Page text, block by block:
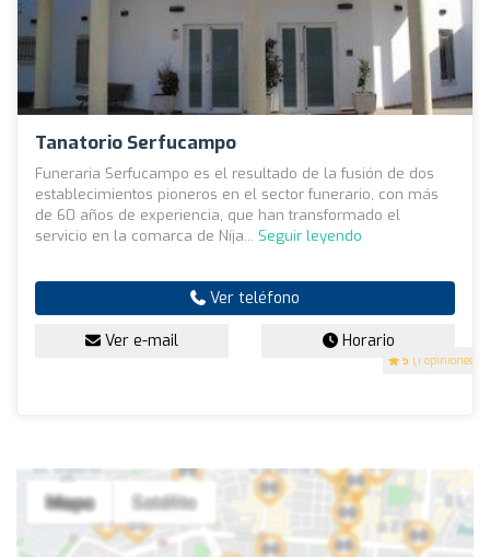
Tanatorio Serfucampo
5 (1 opiniones)
Funeraria Serfucampo es el resultado de la fusión de dos
establecimientos pioneros en el sector funerario, con más
de 60 años de experiencia, que han transformado el
servicio en la comarca de Níja... Seguir leyendo
Ver teléfono
Ver e-mail Horario